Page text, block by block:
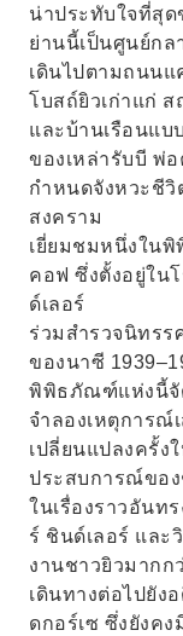
น่าประทับใจที่สุด
ย่านนี้เป็นศูนย์กล
เดินไปตามถนนแ
โบสถ์ยิวเก่าแก่
และบ้านเรือนแบ
ของเหล่ารับบี พ่
กำหนดจังหวะชี
สงคราม
เยี่ยมชมหนึ่งใน
คอฟ ซึ่งตั้งอยู่ใน
ด์เลอร์
ร่วมสำรวจนิทรร
ของนาซี
พิพิธภัณฑ์แห่งนี้จั
จำลองเหตุการณ์
เปลี่ยนแปลงครั้ง
ประสบการณ์ของ
ในเรื่องราวอันท
ร์ ชินด์เลอร์ และ
งานชาวยิวมาก
เดินทางต่อไปยัง
ดกอร์เซ ซึ่งยังคง